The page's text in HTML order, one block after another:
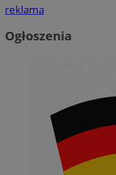
reklama
Ogłoszenia